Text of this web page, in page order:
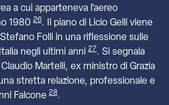
a cui apparteneva l’aereo
1980 26. Il piano di Licio Gelli viene
Folli in una riflessione sulle
negli ultimi anni 27. Si segnala
Martelli, ex ministro di Grazia
stretta relazione, professionale e
Falcone 28.